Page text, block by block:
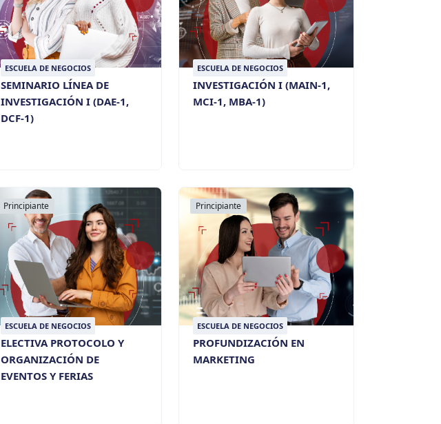
ESCUELA DE NEGOCIOS
SEMINARIO LÍNEA DE
INVESTIGACIÓN I (DAE-1,
DCF-1)
ESCUELA DE NEGOCIOS
INVESTIGACIÓN I (MAIN-1,
MCI-1, MBA-1)
Principiante
ESCUELA DE NEGOCIOS
ELECTIVA PROTOCOLO Y
ORGANIZACIÓN DE
EVENTOS Y FERIAS
Principiante
ESCUELA DE NEGOCIOS
PROFUNDIZACIÓN EN
MARKETING